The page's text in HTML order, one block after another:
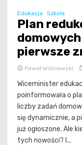
Edukacja Szkoła
Plan
domowych
pierwsze
Paweł Wiśniewski
Wiceminister
poinformowała o
liczby zadań
się dynamicznie, a
już ogłoszone. Ale
tych nowości? I...